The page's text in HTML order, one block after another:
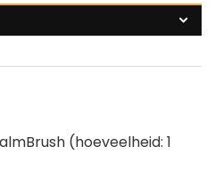
(hoeveelheid: 1